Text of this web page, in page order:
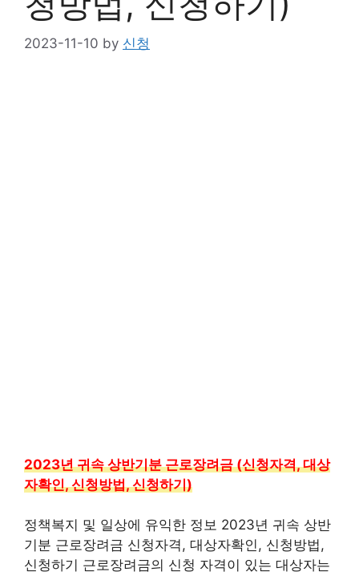
2023-11-10 by 신청
2023년 귀속 상반기분 근로장려금 (신청자격, 대상
자확인, 신청방법, 신청하기)
정책복지 및 일상에 유익한 정보 2023년 귀속 상반
기분 근로장려금 신청자격, 대상자확인, 신청방법,
신청하기 근로장려금의 신청 자격이 있는 대상자는